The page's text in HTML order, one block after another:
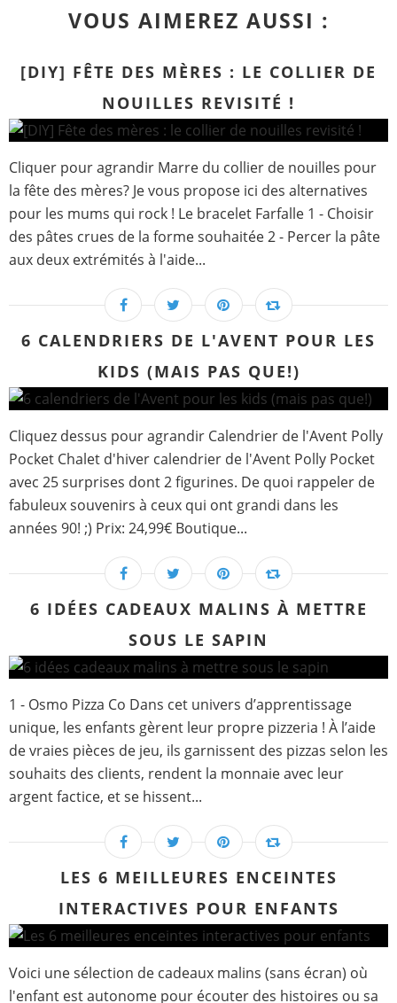
VOUS AIMEREZ AUSSI :
[DIY] FÊTE DES MÈRES : LE COLLIER DE
NOUILLES REVISITÉ !
Cliquer pour agrandir Marre du collier de nouilles pour
la fête des mères? Je vous propose ici des alternatives
pour les mums qui rock ! Le bracelet Farfalle 1 - Choisir
des pâtes crues de la forme souhaitée 2 - Percer la pâte
aux deux extrémités à l'aide...
6 CALENDRIERS DE L'AVENT POUR LES
KIDS (MAIS PAS QUE!)
Cliquez dessus pour agrandir Calendrier de l'Avent Polly
Pocket Chalet d'hiver calendrier de l'Avent Polly Pocket
avec 25 surprises dont 2 figurines. De quoi rappeler de
fabuleux souvenirs à ceux qui ont grandi dans les
années 90! ;) Prix: 24,99€ Boutique...
6 IDÉES CADEAUX MALINS À METTRE
SOUS LE SAPIN
1 - Osmo Pizza Co Dans cet univers d’apprentissage
unique, les enfants gèrent leur propre pizzeria ! À l’aide
de vraies pièces de jeu, ils garnissent des pizzas selon les
souhaits des clients, rendent la monnaie avec leur
argent factice, et se hissent...
LES 6 MEILLEURES ENCEINTES
INTERACTIVES POUR ENFANTS
Voici une sélection de cadeaux malins (sans écran) où
l'enfant est autonome pour écouter des histoires ou sa